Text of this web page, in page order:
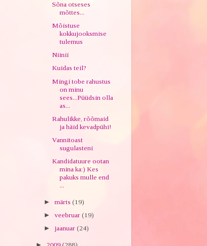
Sõna otseses
mõttes...
Mõistuse
kokkujooksmise
tulemus
Niinii
Kuidas teil?
Mingi tobe rahustus
on minu
sees...Püüdsin olla
as...
Rahulikke, rõõmaid
ja häid kevadpühi!
Vannitoast
sugulasteni
Kandidatuure ootan
mina ka:) Kes
pakuks mulle end
...
► märts (19)
► veebruar (19)
► jaanuar (24)